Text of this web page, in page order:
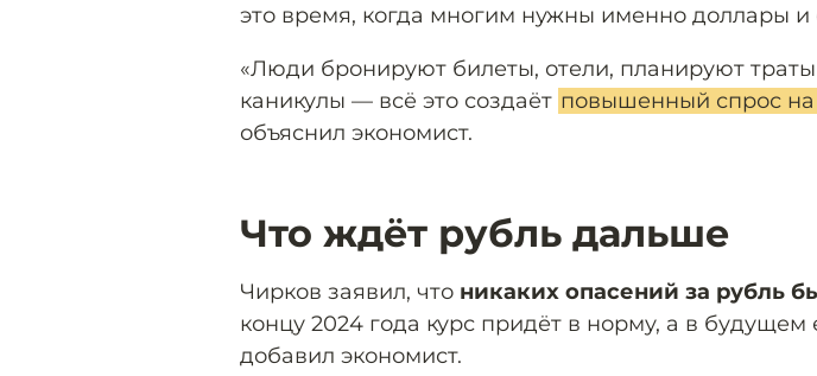
это время, когда многим нужны именно доллары и
«Люди бронируют билеты, отели, планируют траты
каникулы — всё это создаёт повышенный спрос
объяснил экономист.
Что ждёт рубль дальше
Чирков заявил, что никаких опасений за рубль
концу 2024 года курс придёт в норму, а в будущем
добавил экономист.